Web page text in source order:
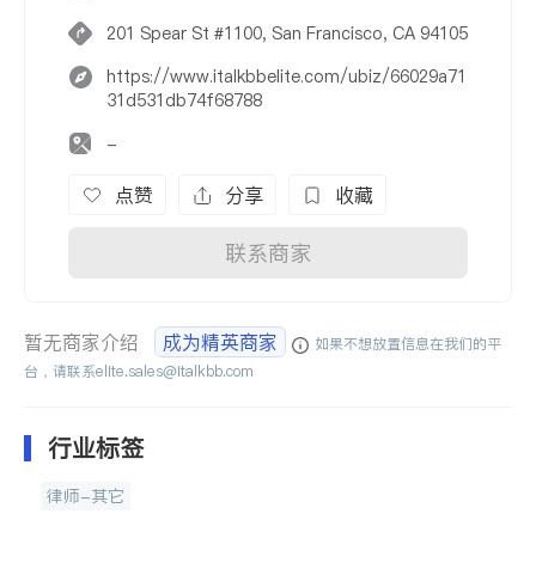
201 Spear St #1100, San Francisco, CA 94105
https://www.italkbbelite.com/ubiz/66029a71
31d531db74f68788
-
点赞 分享 收藏
联系商家
暂无商家介绍 成为精英商家
如果不想放置信息在我们的平
台，请联系elite.sales@italkbb.com
行业标签
律师-其它